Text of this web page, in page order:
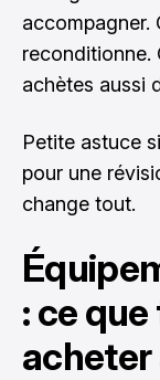
accompagner.
reconditionne.
achètes aussi
Petite astuce
pour une
change tout.
: ce